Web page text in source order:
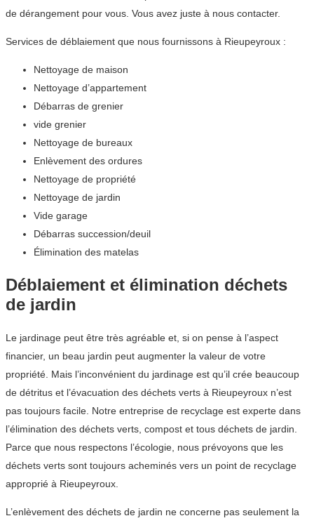
de dérangement pour vous. Vous avez juste à nous contacter.
Services de déblaiement que nous fournissons à Rieupeyroux :
Nettoyage de maison
Nettoyage d’appartement
Débarras de grenier
vide grenier
Nettoyage de bureaux
Enlèvement des ordures
Nettoyage de propriété
Nettoyage de jardin
Vide garage
Débarras succession/deuil
Élimination des matelas
Déblaiement et élimination déchets
de jardin
Le jardinage peut être très agréable et, si on pense à l’aspect
financier, un beau jardin peut augmenter la valeur de votre
propriété. Mais l’inconvénient du jardinage est qu’il crée beaucoup
de détritus et l’évacuation des déchets verts à Rieupeyroux n’est
pas toujours facile. Notre entreprise de recyclage est experte dans
l’élimination des déchets verts, compost et tous déchets de jardin.
Parce que nous respectons l’écologie, nous prévoyons que les
déchets verts sont toujours acheminés vers un point de recyclage
approprié à Rieupeyroux.
L’enlèvement des déchets de jardin ne concerne pas seulement la